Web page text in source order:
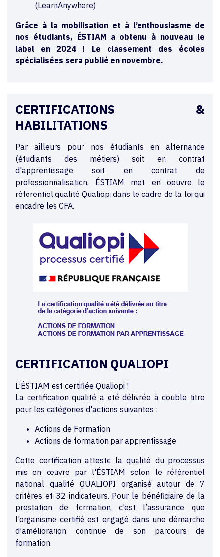
(LearnAnywhere)
Grâce à la mobilisation et à l’enthousiasme de
nos étudiants, ÉSTIAM a obtenu à nouveau le
label en 2024 ! Le classement des écoles
spécialisées sera publié en novembre.
CERTIFICATIONS &
HABILITATIONS
Par ailleurs pour nos étudiants en alternance
(étudiants des métiers) soit en contrat
d'apprentissage soit en contrat de
professionnalisation, ÉSTIAM met en oeuvre le
référentiel qualité Qualiopi dans le cadre de la loi qui
encadre les CFA.
CERTIFICATION QUALIOPI
L’ÉSTIAM est certifiée Qualiopi !
La certification qualité a été délivrée à double titre
pour les catégories d'actions suivantes :
Actions de Formation
Actions de formation par apprentissage
Cette certification atteste la qualité du processus
mis en œuvre par l'ÉSTIAM selon le référentiel
national qualité QUALIOPI organisé autour de 7
critères et 32 indicateurs. Pour le bénéficiaire de la
prestation de formation, c’est l’assurance que
l’organisme certifié est engagé dans une démarche
d’amélioration continue de son parcours de
formation.